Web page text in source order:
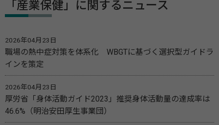
「産業保健」に関するニュース
2026年04月23日
職場の熱中症対策を体系化 WBGTに基づく選択型ガイドラ
インを策定
2026年04月23日
厚労省「身体活動ガイド2023」推奨身体活動量の達成率は
46.6%（明治安田厚生事業団）